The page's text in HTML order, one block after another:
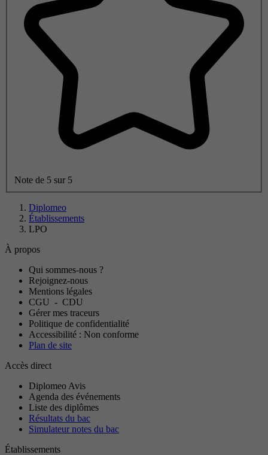
Note de 5 sur 5
Diplomeo
Établissements
LPO
À propos
Qui sommes-nous ?
Rejoignez-nous
Mentions légales
CGU - CDU
Gérer mes traceurs
Politique de confidentialité
Accessibilité : Non conforme
Plan de site
Accès direct
Diplomeo Avis
Agenda des événements
Liste des diplômes
Résultats du bac
Simulateur notes du bac
Établissements